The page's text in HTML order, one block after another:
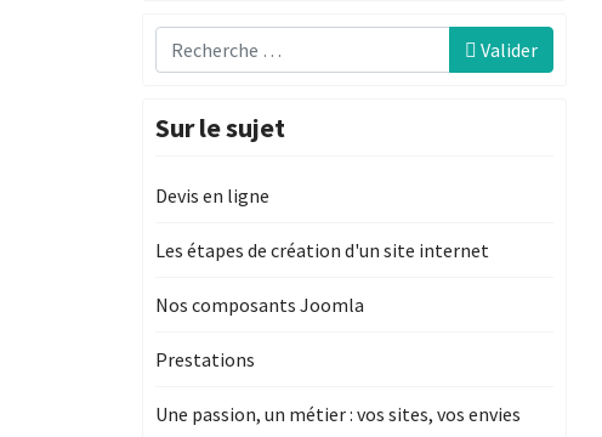
Recherche Valider
Sur le sujet
Devis en ligne
Les étapes de création d'un site internet
Nos composants Joomla
Prestations
Une passion, un métier : vos sites, vos envies